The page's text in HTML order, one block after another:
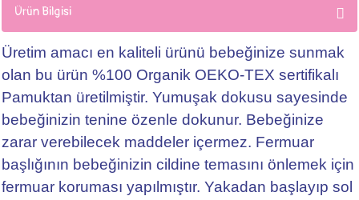
Ürün Bilgisi
Üretim amacı en kaliteli ürünü bebeğinize sunmak
olan bu ürün %100 Organik OEKO-TEX sertifikalı
Pamuktan üretilmiştir. Yumuşak dokusu sayesinde
bebeğinizin tenine özenle dokunur. Bebeğinize
zarar verebilecek maddeler içermez. Fermuar
başlığının bebeğinizin cildine temasını önlemek için
fermuar koruması yapılmıştır. Yakadan başlayıp sol